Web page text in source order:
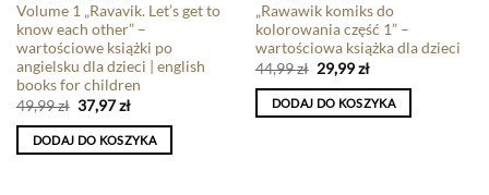
Volume 1 „Ravavik. Let’s get to
know each other” –
wartościowe książki po
angielsku dla dzieci | english
books for children
49,99zł 37,97zł
DODAJ DO KOSZYKA
„Rawawik komiks do
kolorowania część 1” –
wartościowa książka dla dzieci
44,99zł 29,99zł
DODAJ DO KOSZYKA